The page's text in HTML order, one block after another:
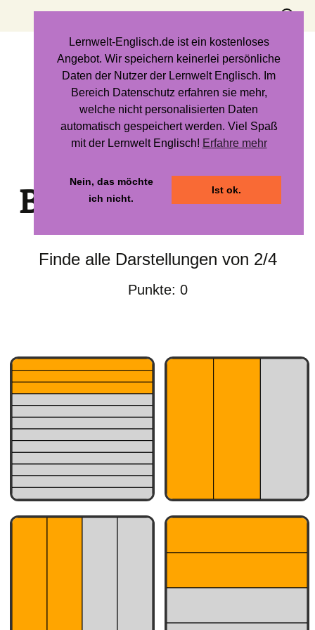
springen
Suchen
Brüche erkennen
Brüche erkennen
Finde alle Darstellungen von 2/4
Punkte: 0
Lernwelt-Englisch.de ist ein kostenloses
Angebot. Wir speichern keinerlei persönliche
Daten der Nutzer der Lernwelt Englisch. Im
Bereich Datenschutz erfahren sie mehr,
welche nicht personalisierten Daten
automatisch gespeichert werden. Viel Spaß
mit der Lernwelt Englisch! Erfahre mehr
Nein, das möchte
ich nicht.
Ist ok.